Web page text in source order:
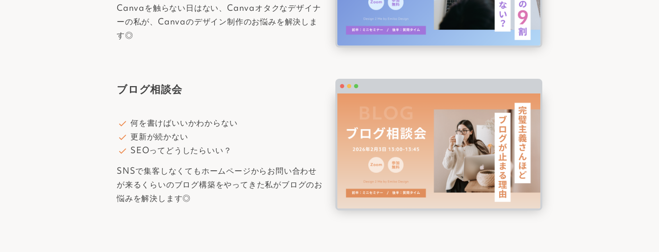
Canvaを触らない日はない、Canvaオタクなデザイナ
ーの私が、Canvaのデザイン制作のお悩みを解決しま
す◎
ブログ相談会
何を書けばいいかわからない
更新が続かない
SEOってどうしたらいい？
SNSで集客しなくてもホームページからお問い合わせ
が来るくらいのブログ構築をやってきた私がブログのお
悩みを解決します◎